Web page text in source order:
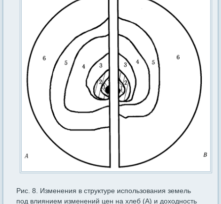
Рис. 8. Изменения в структуре использования земель
под влиянием изменений цен на хлеб (А) и доходность